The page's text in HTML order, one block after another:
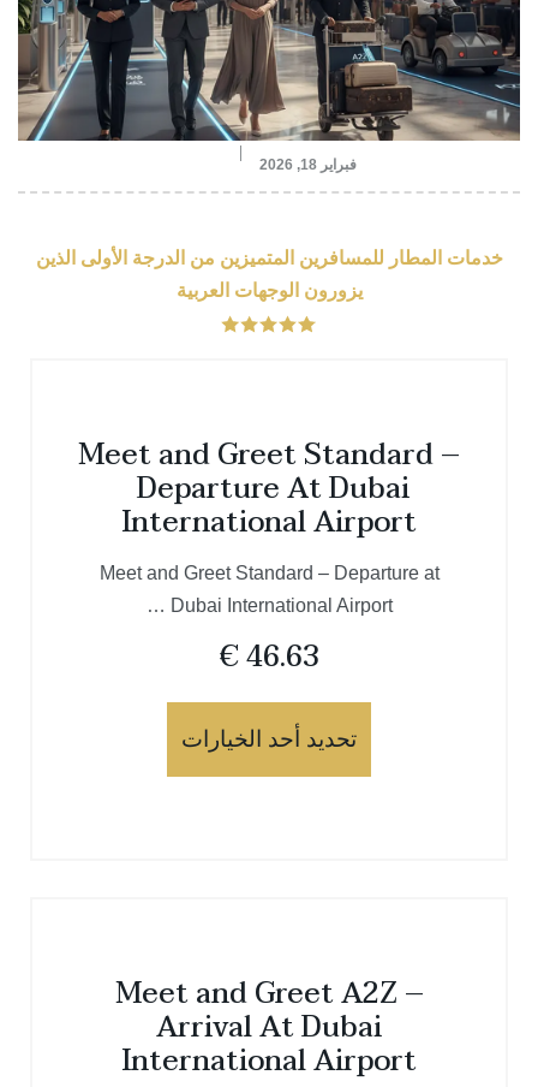
فبراير 18, 2026
خدمات المطار للمسافرين المتميزين من الدرجة الأولى الذين
يزورون الوجهات العربية
Meet and Greet Standard –
Departure At Dubai
International Airport
Meet and Greet Standard – Departure at
Dubai International Airport …
€46.63
تحديد أحد الخيارات
Meet and Greet A2Z –
Arrival At Dubai
International Airport